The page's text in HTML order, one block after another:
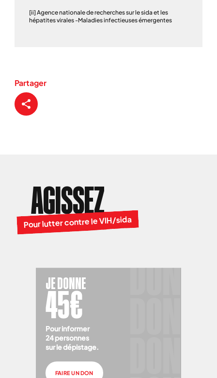
[ii] Agence nationale de recherches sur le sida et les
hépatites virales -Maladies infectieuses émergentes
Partager
AGISSEZ
Pour lutter contre le VIH/sida
JE DONNE
45€
Pour informer
24 personnes
sur le dépistage.
FAIRE UN DON